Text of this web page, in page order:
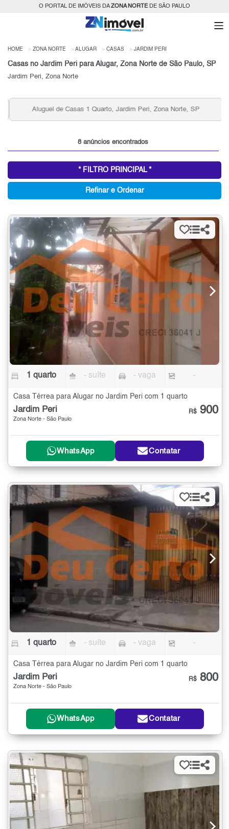
O PORTAL DE IMÓVEIS DAZONA NORTEDE SÃO PAULO
HOME ZONA NORTE ALUGAR CASAS JARDIM PERI
Casas no Jardim Peri para Alugar, Zona Norte de São Paulo, SP
Jardim Peri, Zona Norte
Aluguel de Casas 1 Quarto, Jardim Peri, Zona Norte, SP
8 anúncios encontrados
* FILTRO PRINCIPAL *
Refinar e Ordenar
1 quarto - suíte - vaga -
Casa Térrea para Alugar no Jardim Peri com 1 quarto
Jardim Peri
Zona Norte - São Paulo
R$ 900
WhatsApp Contatar
1 quarto - suíte - vaga -
Casa Térrea para Alugar no Jardim Peri com 1 quarto
Jardim Peri
Zona Norte - São Paulo
R$ 800
WhatsApp Contatar